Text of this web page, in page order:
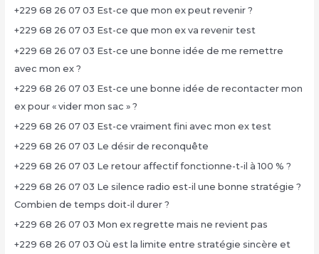
+229 68 26 07 03 Est-ce que mon ex peut revenir ?
+229 68 26 07 03 Est-ce que mon ex va revenir test
+229 68 26 07 03 Est-ce une bonne idée de me remettre
avec mon ex ?
+229 68 26 07 03 Est-ce une bonne idée de recontacter mon
ex pour « vider mon sac » ?
+229 68 26 07 03 Est-ce vraiment fini avec mon ex test
+229 68 26 07 03 Le désir de reconquête
+229 68 26 07 03 Le retour affectif fonctionne-t-il à 100 % ?
+229 68 26 07 03 Le silence radio est-il une bonne stratégie ?
Combien de temps doit-il durer ?
+229 68 26 07 03 Mon ex regrette mais ne revient pas
+229 68 26 07 03 Où est la limite entre stratégie sincère et